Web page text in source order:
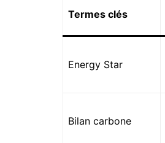
Termes clés
Energy Star
Bilan carbone